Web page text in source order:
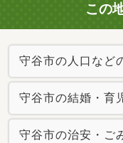
この
守谷市の人口など
守谷市の結婚・育
守谷市の治安・ご